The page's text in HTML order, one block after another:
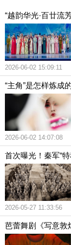
“越韵华光·百廿流
2026-06-02 15:09:11
“主角”是怎样炼成
2026-06-02 14:07:08
首次曝光！秦军“
2026-05-27 11:33:56
芭蕾舞剧《写意敦